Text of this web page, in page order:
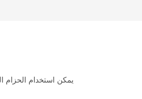
يمكن استخدام